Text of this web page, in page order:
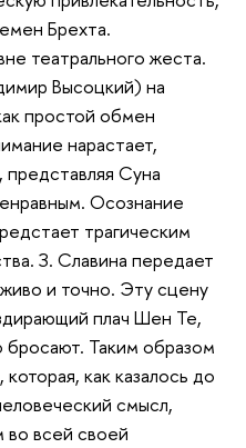
Брехта.
театрального жеста.
Высоцкий) на
простой обмен
нарастает,
Суна
Осознание
трагическим
З. Славина передает
и точно. Эту сцену
плач Шен Те,
бросают. Таким образом
как казалось до
смысл,
во всей своей